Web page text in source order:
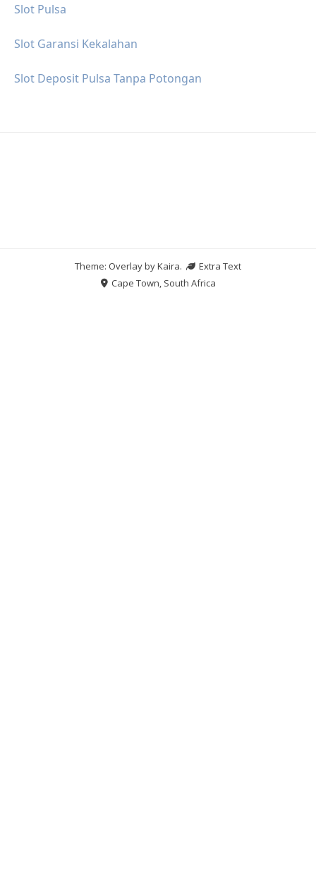
Slot Pulsa
Slot Garansi Kekalahan
Slot Deposit Pulsa Tanpa Potongan
Theme: Overlay byKaira.
Extra Text
Cape Town, South Africa